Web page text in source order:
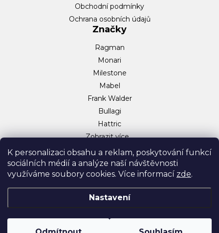
K personalizaci obsahu a reklam, poskytování funkcí
sociálních médií a analýze naší návštěvnosti
využíváme soubory cookies. Více informací zde.
Nastavení
Obchodní podmínky
Ochrana osobních údajů
Značky
Ragman
Monari
Milestone
Mabel
Frank Walder
Bullagi
Hattric
Zobrazit více…
Sociální sítě
Facebook
Instagram
TikTok